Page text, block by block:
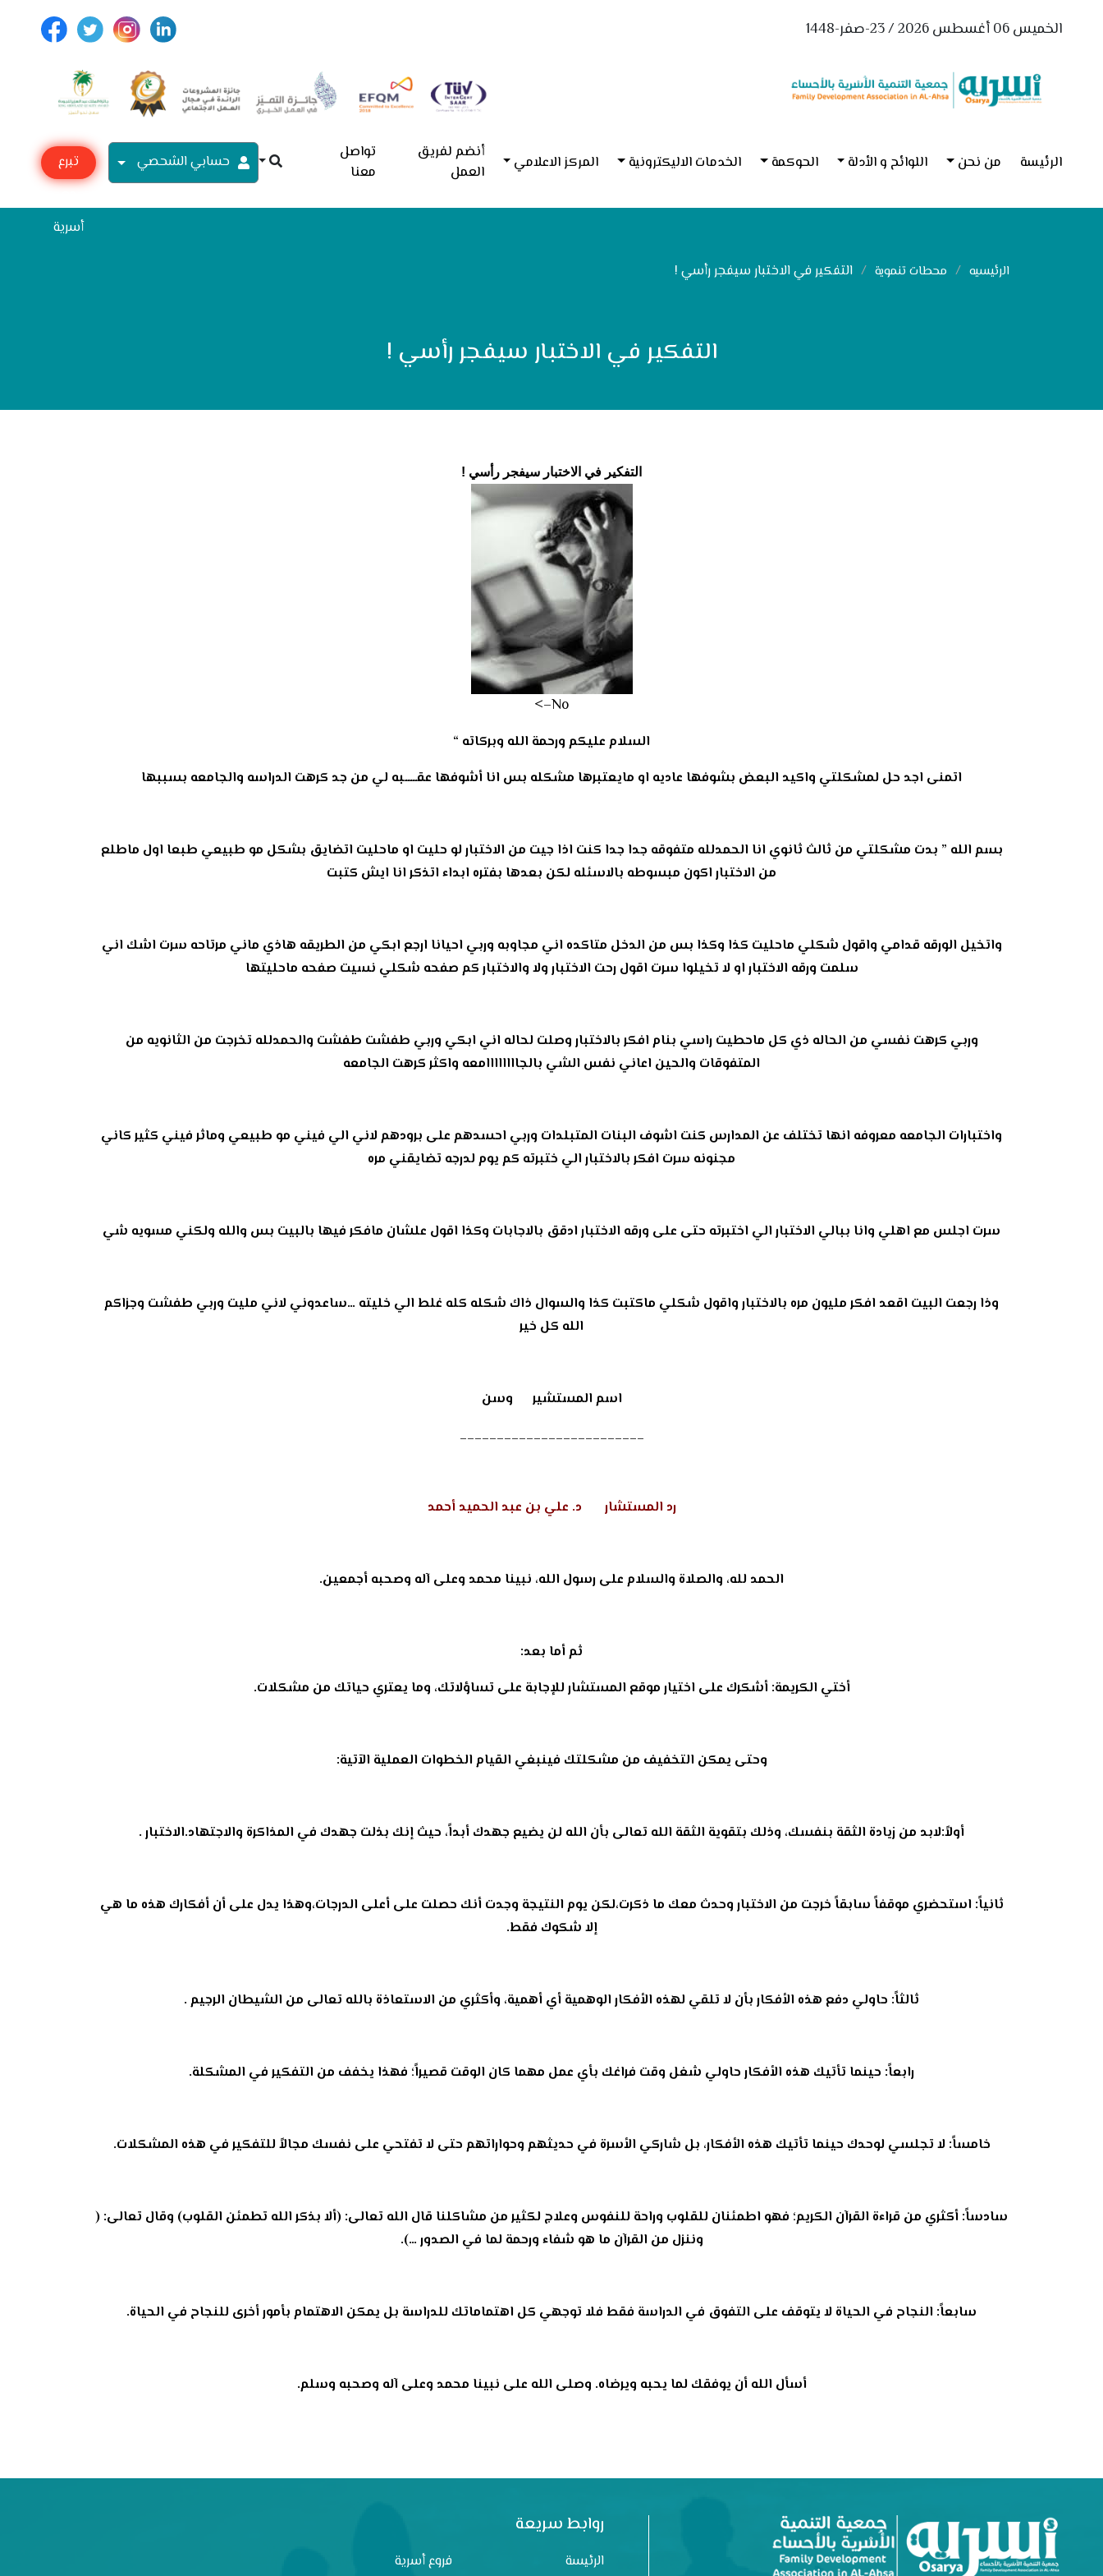
الخميس 06 أغسطس 2026 / 23-صفر-1448
الرئيسة من نحن اللوائح و الأدلة الحوكمة الخدمات الاليكترونية المركز الاعلامي
أنضم لفريق
العمل
تواصل
معنا
حسابي الشحصي
تبرع
أسرية
الرئيسيه محطات تنموية التفكير في الاختبار سيفجر رأسي !
التفكير في الاختبار سيفجر رأسي !
التفكير في الاختبار سيفجر رأسي !
No–>
السلام عليكم ورحمة الله وبركاته “
اتمنى اجد حل لمشكلتي واكيد البعض بشوفها عاديه او مايعتبرها مشكله بس انا أشوفها عقـــــبه لي من جد كرهت الدراسه والجامعه بسببها
بسم الله ” بدت مشكلتي من ثالث ثانوي انا الحمدلله متفوقه جدا جدا كنت اذا جيت من الاختبار لو حليت او ماحليت اتضايق بشكل مو طبيعي طبعا اول ماطلع
من الاختبار اكون مبسوطه بالاسئله لكن بعدها بفتره ابداء اتذكر انا ايش كتبت
واتخيل الورقه قدامي واقول شكلي ماحليت كذا وكذا بس من الدخل متاكده اني مجاوبه وربي احيانا ارجع ابكي من الطريقه هاذي ماني مرتاحه سرت اشك اني
سلمت ورقه الاختبار او لا تخيلوا سرت اقول رحت الاختبار ولا والاختبار كم صفحه شكلي نسيت صفحه ماحليتها
وربي كرهت نفسي من الحاله ذي كل ماحطيت راسي بنام افكر بالاختبار وصلت لحاله اني ابكي وربي طفشت طفشت والحمدلله تخرجت من الثانويه من
المتفوقات والحين اعاني نفس الشي بالجاااااااامعه واكثر كرهت الجامعه
واختبارات الجامعه معروفه انها تختلف عن المدارس كنت اشوف البنات المتبلدات وربي احسدهم على برودهم لاني الي فيني مو طبيعي وماثر فيني كثير كاني
مجنونه سرت افكر بالاختبار الي ختبرته كم يوم لدرجه تضايقني مره
سرت اجلس مع اهلي وانا ببالي الاختبار الي اختبرته حتى على ورقه الاختبار ادقق بالاجابات وكذا اقول علشان مافكر فيها بالبيت بس والله ولكني مسويه شي
وذا رجعت البيت اقعد افكر مليون مره بالاختبار واقول شكلي ماكتبت كذا والسوال ذاك شكله كله غلط الي خليته …ساعدوني لاني مليت وربي طفشت وجزاكم
الله كل خير
اسم المستشير
وسن
_________________________
رد المستشار د. علي بن عبد الحميد أحمد
الحمد لله، والصلاة والسلام على رسول الله، نبينا محمد وعلى آله وصحبه أجمعين.
ثم أما بعد:
أختي الكريمة: أشكرك على اختيار موقع المستشار للإجابة على تساؤلاتك، وما يعتري حياتك من مشكلات.
وحتى يمكن التخفيف من مشكلتك فينبغي القيام الخطوات العملية الآتية:
أولاً:لابد من زيادة الثقة بنفسك، وذلك بتقوية الثقة الله تعالى بأن الله لن يضيع جهدك أبداً، حيث إنك بذلت جهدك في المذاكرة والاجتهاد.الاختبار .
ثانياً: استحضري موقفاً سابقاً خرجت من الاختبار وحدث معك ما ذكرت،لكن يوم النتيجة وجدت أنك حصلت على أعلى الدرجات،وهذا يدل على أن أفكارك هذه ما هي
إلا شكوك فقط.
ثالثاً: حاولي دفع هذه الأفكار بأن لا تلقي لهذه الأفكار الوهمية أي أهمية، وأكثري من الاستعاذة بالله تعالى من الشيطان الرجيم .
رابعاً: حينما تأتيك هذه الأفكار حاولي شغل وقت فراغك بأي عمل مهما كان الوقت قصيراً؛ فهذا يخفف من التفكير في المشكلة.
خامساً: لا تجلسي لوحدك حينما تأتيك هذه الأفكار، بل شاركي الأسرة في حديثهم وحواراتهم حتى لا تفتحي على نفسك مجالاً للتفكير في هذه المشكلات.
سادساً: أكثري من قراءة القرآن الكريم؛ فهو اطمئنان للقلوب وراحة للنفوس وعلاج لكثير من مشاكلنا قال الله تعالى: (ألا بذكر الله تطمئن القلوب) وقال تعالى: (
وننزل من القرآن ما هو شفاء ورحمة لما في الصدور …).
سابعاً: النجاح في الحياة لا يتوقف على التفوق في الدراسة فقط فلا توجهي كل اهتماماتك للدراسة بل يمكن الاهتمام بأمور أخرى للنجاح في الحياة.
أسأل الله أن يوفقك لما يحبه ويرضاه. وصلى الله على نبينا محمد وعلى آله وصحبه وسلم.
روابط سريعة
الرئيسة فروع أسرية